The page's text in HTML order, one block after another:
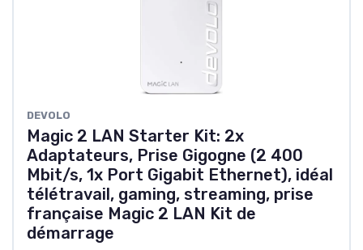
DEVOLO
Magic 2 LAN Starter Kit: 2x
Adaptateurs, Prise Gigogne (2 400
Mbit/s, 1x Port Gigabit Ethernet), idéal
télétravail, gaming, streaming, prise
française Magic 2 LAN Kit de
démarrage